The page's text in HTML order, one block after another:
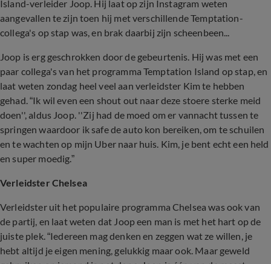
Island-verleider Joop. Hij laat op zijn Instagram weten
aangevallen te zijn toen hij met verschillende Temptation-
collega's op stap was, en brak daarbij zijn scheenbeen...
Joop is erg geschrokken door de gebeurtenis. Hij was met een
paar collega's van het programma Temptation Island op stap, en
laat weten zondag heel veel aan verleidster Kim te hebben
gehad. “Ik wil even een shout out naar deze stoere sterke meid
doen'', aldus Joop. ''Zij had de moed om er vannacht tussen te
springen waardoor ik safe de auto kon bereiken, om te schuilen
en te wachten op mijn Uber naar huis. Kim, je bent echt een held
en super moedig.”
Verleidster Chelsea
Verleidster uit het populaire programma Chelsea was ook van
de partij, en laat weten dat Joop een man is met het hart op de
juiste plek. “Iedereen mag denken en zeggen wat ze willen, je
hebt altijd je eigen mening, gelukkig maar ook. Maar geweld